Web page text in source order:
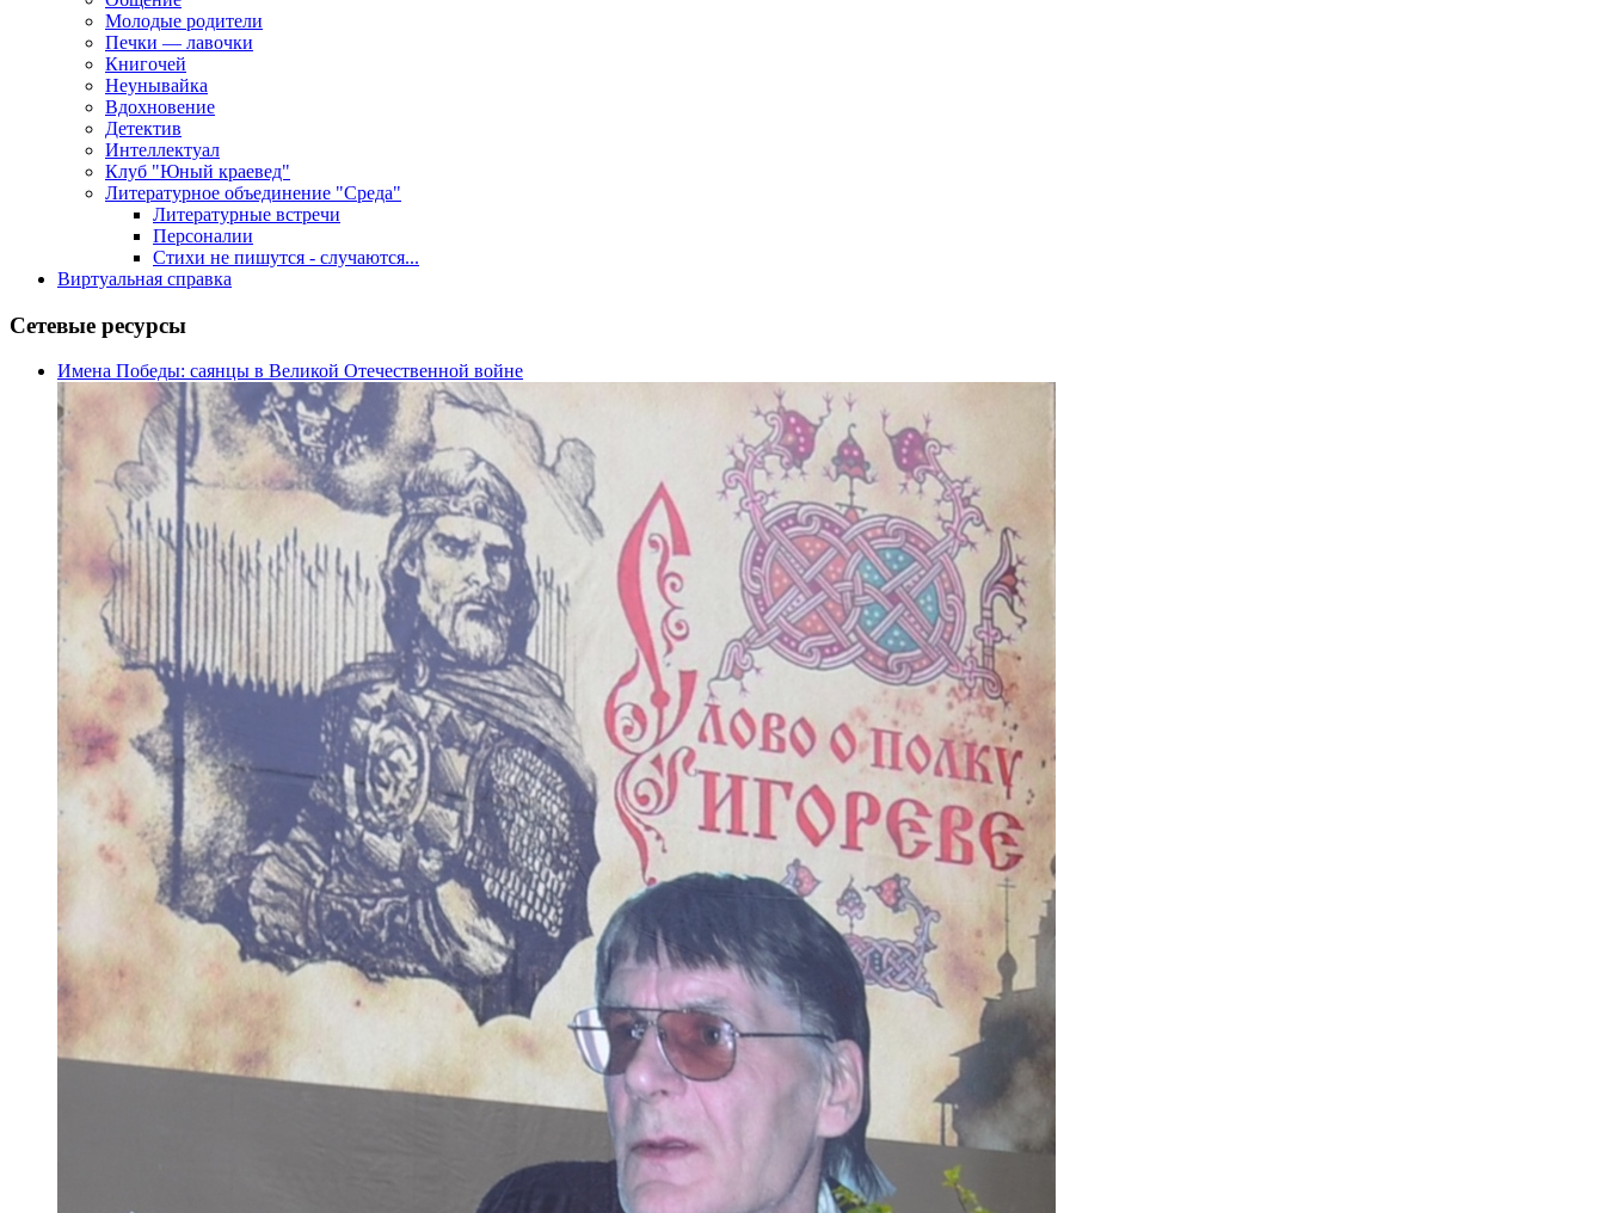
Молодые родители
Печки — лавочки
Книгочей
Неунывайка
Вдохновение
Детектив
Интеллектуал
Клуб "Юный краевед"
Литературное объединение "Среда"
Литературные встречи
Персоналии
Стихи не пишутся - случаются...
Виртуальная справка
Сетевые ресурсы
Имена Победы: саянцы в Великой Отечественной войне